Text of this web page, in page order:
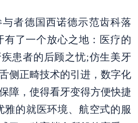
者德国西诺德示范齿科落
有了一个放心之地：医疗的
患者的后顾之忧;仿生美牙
侧正畸技术的引进，数字化
障，使得看牙变得方便快捷
雅的就医环境、航空式的服